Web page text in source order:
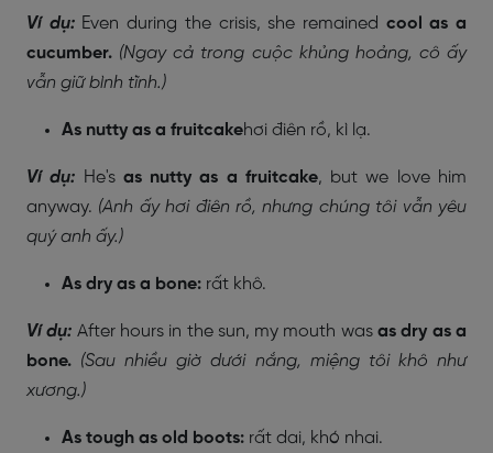
Ví dụ:Even during the crisis, she remained cool as a
cucumber. (Ngay cả trong cuộc khủng hoảng, cô ấy
vẫn giữ bình tĩnh.)
As nutty as a fruitcakehơi điên rồ, kì lạ.
Ví dụ: He's as nutty as a fruitcake, but we love him
anyway. (Anh ấy hơi điên rồ, nhưng chúng tôi vẫn yêu
quý anh ấy.)
As dry as a bone: rất khô.
Ví dụ: After hours in the sun, my mouth wasas dry as a
bone. (Sau nhiều giờ dưới nắng, miệng tôi khô như
xương.)
As tough as old boots: rất dai, khó nhai.